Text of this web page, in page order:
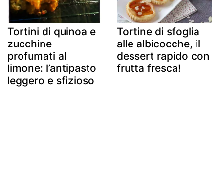
Tortini di quinoa e
zucchine
profumati al
limone: l’antipasto
leggero e sfizioso
Tortine di sfoglia
alle albicocche, il
dessert rapido con
frutta fresca!